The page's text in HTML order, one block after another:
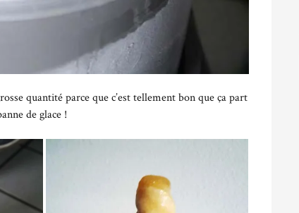
quantité parce que c’est tellement bon que ça part
de glace !